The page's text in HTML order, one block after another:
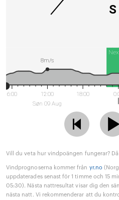
S
6:00
12:00
Søn 09 Aug
18:00
8m/s
Vill du veta hur vindpoängen fungerar? Då
Vindprognoserna kommer från yr.no
uppdaterades senast för 1 timme och 15
05:30). Nästa nattresultat visar dig den
nästa natt. Vi rekommenderar att du